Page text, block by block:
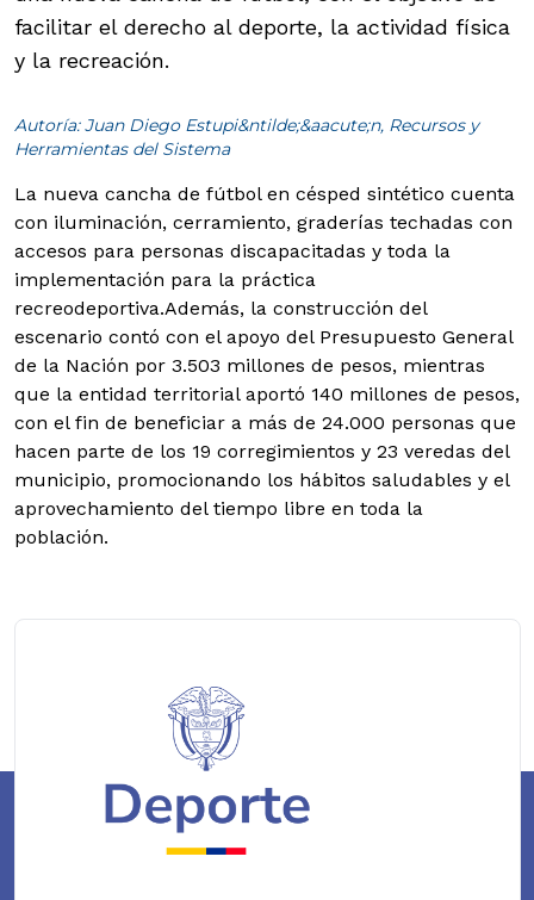
facilitar el derecho al deporte, la actividad física
y la recreación.
Autoría: Juan Diego Estupi&ntilde;&aacute;n, Recursos y
Herramientas del Sistema
La nueva cancha de fútbol en césped sintético cuenta
con iluminación, cerramiento, graderías techadas con
accesos para personas discapacitadas y toda la
implementación para la práctica
recreodeportiva.Además, la construcción del
escenario contó con el apoyo del Presupuesto General
de la Nación por 3.503 millones de pesos, mientras
que la entidad territorial aportó 140 millones de pesos,
con el fin de beneficiar a más de 24.000 personas que
hacen parte de los 19 corregimientos y 23 veredas del
municipio, promocionando los hábitos saludables y el
aprovechamiento del tiempo libre en toda la
población.